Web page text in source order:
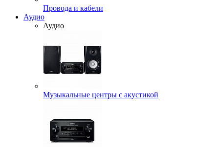
Провода и кабели
Аудио
Аудио
Музыкальные центры с акустикой